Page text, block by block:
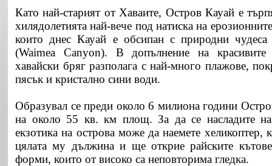
Като най-старият от Хаваите, Остров Кауай е
хилядолетията най-вече под натиска на
които днес Кауай е обсипан с природни чудеса
(Waimea Canyon). В допълнение на красивите
хавайски бряг разполага с най-много плажове,
пясък и кристално сини води.
Образувал се преди около 6 милиона години
на около 55 кв. км площ. За да се насладите
екзотика на острова може да наемете
цялата му дължина и ще открие райските
форми, които от високо са неповторима гледка.